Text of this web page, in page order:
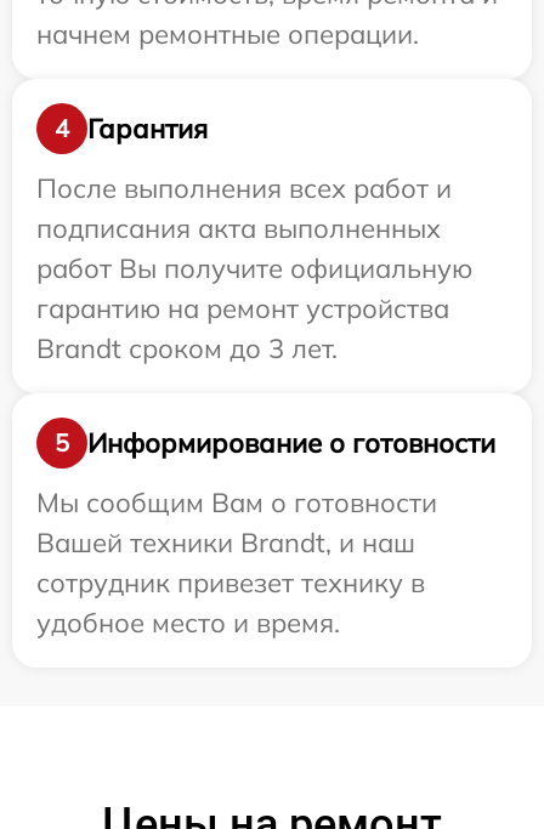
начнем ремонтные операции.
4
Гарантия
После выполнения всех работ и
подписания акта выполненных
работ Вы получите официальную
гарантию на ремонт устройства
Brandt сроком до 3 лет.
5
Информирование о готовности
Мы сообщим Вам о готовности
Вашей техники Brandt, и наш
сотрудник привезет технику в
удобное место и время.